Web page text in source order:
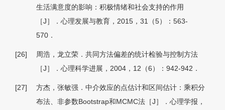
生活满意度的影响：积极情绪和社会支持的作用
［J］．心理发展与教育，2015，31（5）：563-
570．
[26]
周浩，龙立荣．共同方法偏差的统计检验与控制方法
［J］．心理科学进展，2004，12（6）：942-942．
[27]
方杰，张敏强．中介效应的点估计和区间估计：乘积分
布法、非参数Bootstrap和MCMC法［J］．心理学报，